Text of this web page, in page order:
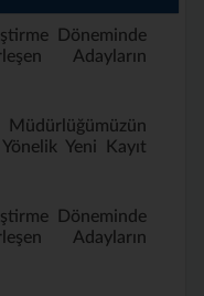
Döneminde
Adayların
Yeni Kayıt
Döneminde
Adayların